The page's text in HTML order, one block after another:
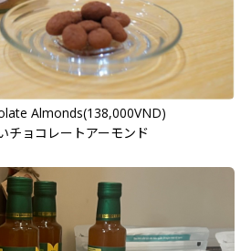
Almonds(138,000VND)
チョコレートアーモンド